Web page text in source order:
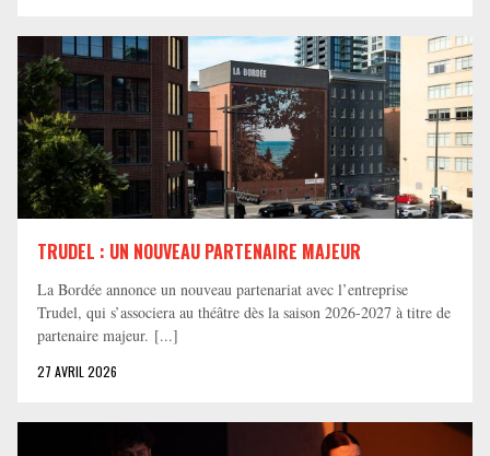
TRUDEL : UN NOUVEAU PARTENAIRE MAJEUR
La Bordée annonce un nouveau partenariat avec l’entreprise
Trudel, qui s’associera au théâtre dès la saison 2026-2027 à titre de
partenaire majeur. [...]
27 AVRIL 2026